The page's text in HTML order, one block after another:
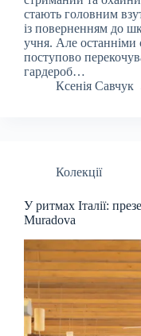
стають головним
із поверненням до
учня. Але останніми
поступово
гардероб…
Ксенія Савчук
Колекції
У ритмах Італії:
Muradova